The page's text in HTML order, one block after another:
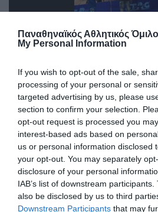
Παναθηναϊκός Αθλητικός
My Personal Information
If you wish to opt-out of the sale,
processing of your personal or
targeted advertising by us, please
section to confirm your selection.
opt-out request is processed you
interest-based ads based on
us or personal information disclosed
your opt-out. You may separately
disclosure of your personal
IAB’s list of downstream
also be disclosed by us to third
Downstream Participants that may